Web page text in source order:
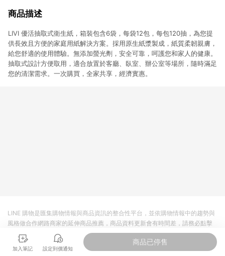
商品描述
LIVI 優活抽取式衛生紙，箱裝包含6袋，每袋12包，每包120抽，為您提
供長效且方便的家庭用紙解決方案。採用原生紙漿製成，紙質柔韌親膚，
給您舒適的使用體驗。無添加螢光劑，安全可靠，呵護您和家人的健康。
抽取式設計方便取用，適合放置於客廳、臥室、辦公室等場所，隨時滿足
您的清潔需求。一次購買，全家共享，經濟實惠。
加入筆記 設定到價通知
商品已停售
LINE 購物是匯集購物情報與商品資訊的整合性平台，並依購物情報中的趨勢與
風格做合作網路商家的延伸商品推薦，商品資料更新會有時間差，請務必點擊
商品至各合作網路商家，確認現售價與購物條件，一切資訊以合作廠商網頁為
準。